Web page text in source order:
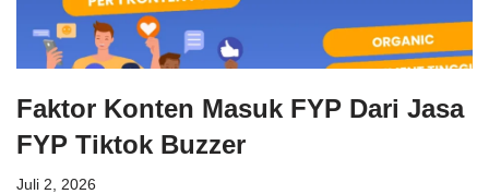
Faktor Konten Masuk FYP Dari Jasa
FYP Tiktok Buzzer
Juli 2, 2026